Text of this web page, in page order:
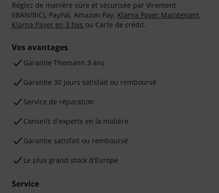
Réglez de manière sûre et sécurisée par Virement
(IBAN/BIC), PayPal, Amazon Pay, Klarna Payer Maintenant,
Klarna Payer en 3 fois ou Carte de crédit.
Vos avantages
Ga­ran­tie Thomann 3 ans
Garantie 30 jours satisfait ou remboursé
Service de réparation
Conseils d'experts en la matière
Garantie satisfait ou remboursé
Le plus grand stock d'Europe
Service